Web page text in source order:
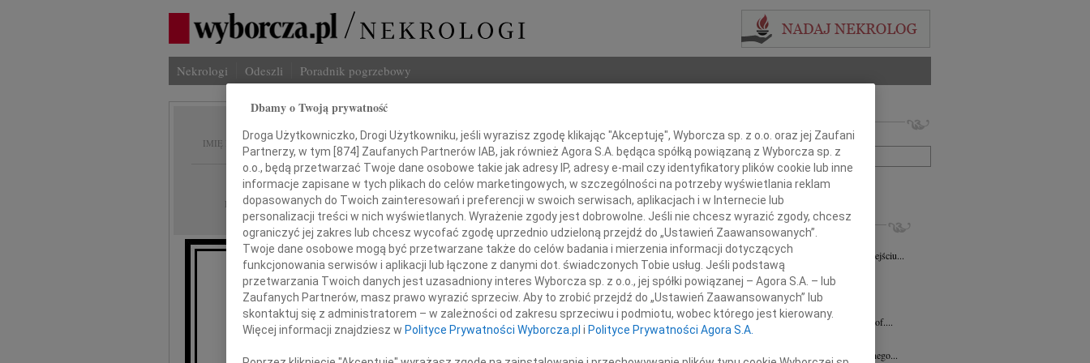
Nekrologi Odeszli Poradnik pogrzebowy
IMIĘ I NAZWISKO: Saba Genowefa Kwiecińska
REGION: Bydgoszcz
DATA EMISJI: 06.12.2014
8 grudnia 2005 roku zmarła
Saba Genowefa Kwiecińska
z domu Brzezińska
Imię i nazwisko lub numer ogłoszenia:
+ szukanie zaawansowane
INNE NEKROLOGI
Izabela Gasin 08.04.2026Bydgoszcz
Z niewymownym żalem zawiadamiamy o odejściu...
Danuta Stępkowska29.01.2026
Zmarła Danka Stępkowska Torunianka,...
Jacek Woźny
30.12.2025
Z żalem przyjęliśmy wiadomość o śmierci prof....
Bolesław Durlak
W pierwszą rocznicę śmierci naszego kochanego...
Dbamy o Twoją prywatność
Droga Użytkowniczko, Drogi Użytkowniku, jeśli wyrazisz zgodę klikając "Akceptuję", Wyborcza sp. z o.o. oraz jej Zaufani
Partnerzy, w tym [874] Zaufanych Partnerów IAB, jak również Agora S.A. będąca spółką powiązaną z Wyborcza sp. z
o.o., będą przetwarzać Twoje dane osobowe takie jak adresy IP, adresy e-mail czy identyfikatory plików cookie lub inne
informacje zapisane w tych plikach do celów marketingowych, w szczególności na potrzeby wyświetlania reklam
dopasowanych do Twoich zainteresowań i preferencji w swoich serwisach, aplikacjach i w Internecie lub
personalizacji treści w nich wyświetlanych. Wyrażenie zgody jest dobrowolne. Jeśli nie chcesz wyrazić zgody, chcesz
ograniczyć jej zakres lub chcesz wycofać zgodę uprzednio udzieloną przejdź do „Ustawień Zaawansowanych”.
Twoje dane osobowe mogą być przetwarzane także do celów badania i mierzenia informacji dotyczących
funkcjonowania serwisów i aplikacji lub łączone z danymi dot. świadczonych Tobie usług. Jeśli podstawą
przetwarzania Twoich danych jest uzasadniony interes Wyborcza sp. z o.o., jej spółki powiązanej – Agora S.A. – lub
Zaufanych Partnerów, masz prawo wyrazić sprzeciw. Aby to zrobić przejdź do „Ustawień Zaawansowanych” lub
skontaktuj się z administratorem – w zależności od zakresu sprzeciwu i podmiotu, wobec którego jest kierowany.
Więcej informacji znajdziesz w Polityce Prywatności Wyborcza.pl i Polityce Prywatności Agora S.A.